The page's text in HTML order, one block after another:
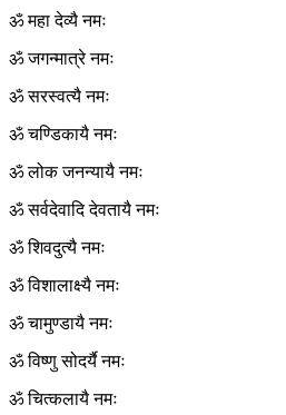
ॐ महा देव्यै नमः
ॐ जगन्मात्रे नमः
ॐ सरस्वत्यै नमः
ॐ चण्डिकायै नमः
ॐ लोक जनन्यायै नमः
ॐ सर्वदेवादि देवतायै नमः
ॐ शिवदुत्यै नमः
ॐ विशालाक्ष्यै नमः
ॐ चामुण्डायै नमः
ॐ विष्णु सोदर्यै नमः
ॐ चित्कलायै नमः